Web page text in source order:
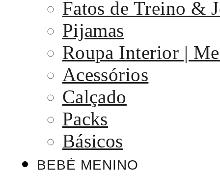
Fatos de Treino &
Pijamas
Roupa Interior |
Acessórios
Calçado
Packs
Básicos
BEBÉ MENINO